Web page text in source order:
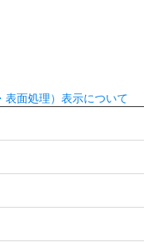
表面処理）表示について